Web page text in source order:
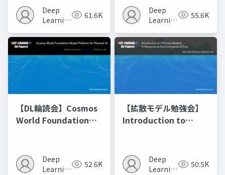
Recipes モデルマージ
の進化的最適化
Deep
Learning
61.6K
Deep
Learning
55.6K
【DL輪読会】Cosmos
World Foundation
Deep
Learning
52.6K
【拡散モデル勉強会】
Introduction to
Deep
Learning
50.5K